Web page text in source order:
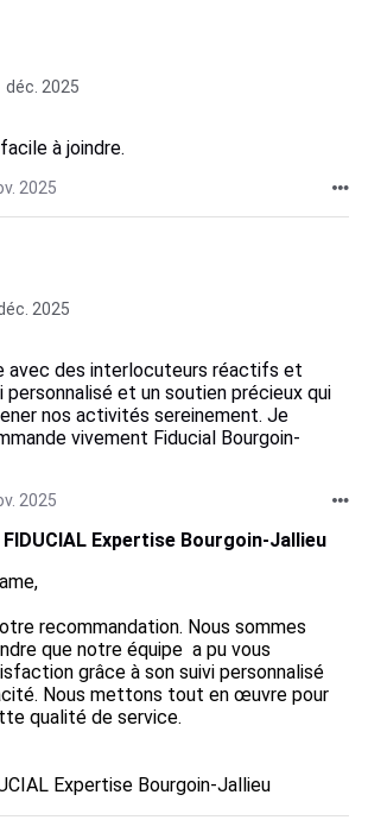
déc. 2025
à joindre.
2025
2025
avec des interlocuteurs réactifs et
personnalisé et un soutien précieux qui
nos activités sereinement. Je
vivement Fiducial Bourgoin-
2025
FIDUCIAL Expertise Bourgoin-Jallieu
recommandation. Nous sommes
que notre équipe  a pu vous
grâce à son suivi personnalisé
Nous mettons tout en œuvre pour
qualité de service.
Expertise Bourgoin-Jallieu